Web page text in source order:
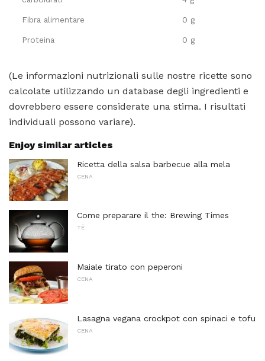
Fibra alimentare 0 g
Proteina 0 g
(Le informazioni nutrizionali sulle nostre ricette sono
calcolate utilizzando un database degli ingredienti e
dovrebbero essere considerate una stima. I risultati
individuali possono variare).
Enjoy similar articles
Ricetta della salsa barbecue alla mela
CENA
Come preparare il the: Brewing Times
TÈ
Maiale tirato con peperoni
CENA
Lasagna vegana crockpot con spinaci e tofu
CENA